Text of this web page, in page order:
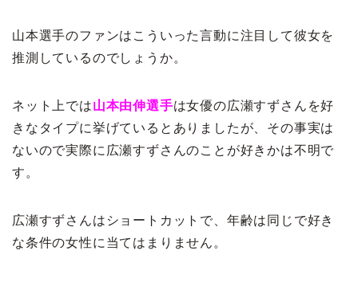
山本選手のファンはこういった言動に注目して彼女を
推測しているのでしょうか。
ネット上では山本由伸選手は女優の広瀬すずさんを好
きなタイプに挙げているとありましたが、その事実は
ないので実際に広瀬すずさんのことが好きかは不明で
す。
広瀬すずさんはショートカットで、年齢は同じで好き
な条件の女性に当てはまりません。